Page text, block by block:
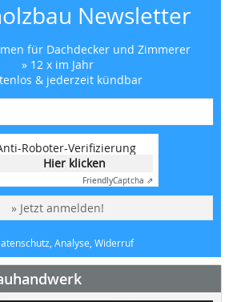
Newsletter
für Dachdecker und Zimmerer
» 12 x im Jahr
& jederzeit kündbar
Roboter-Verifizierung
Hier klicken
FriendlyCaptcha ⇗
» Jetzt anmelden!
Analyse, Widerruf